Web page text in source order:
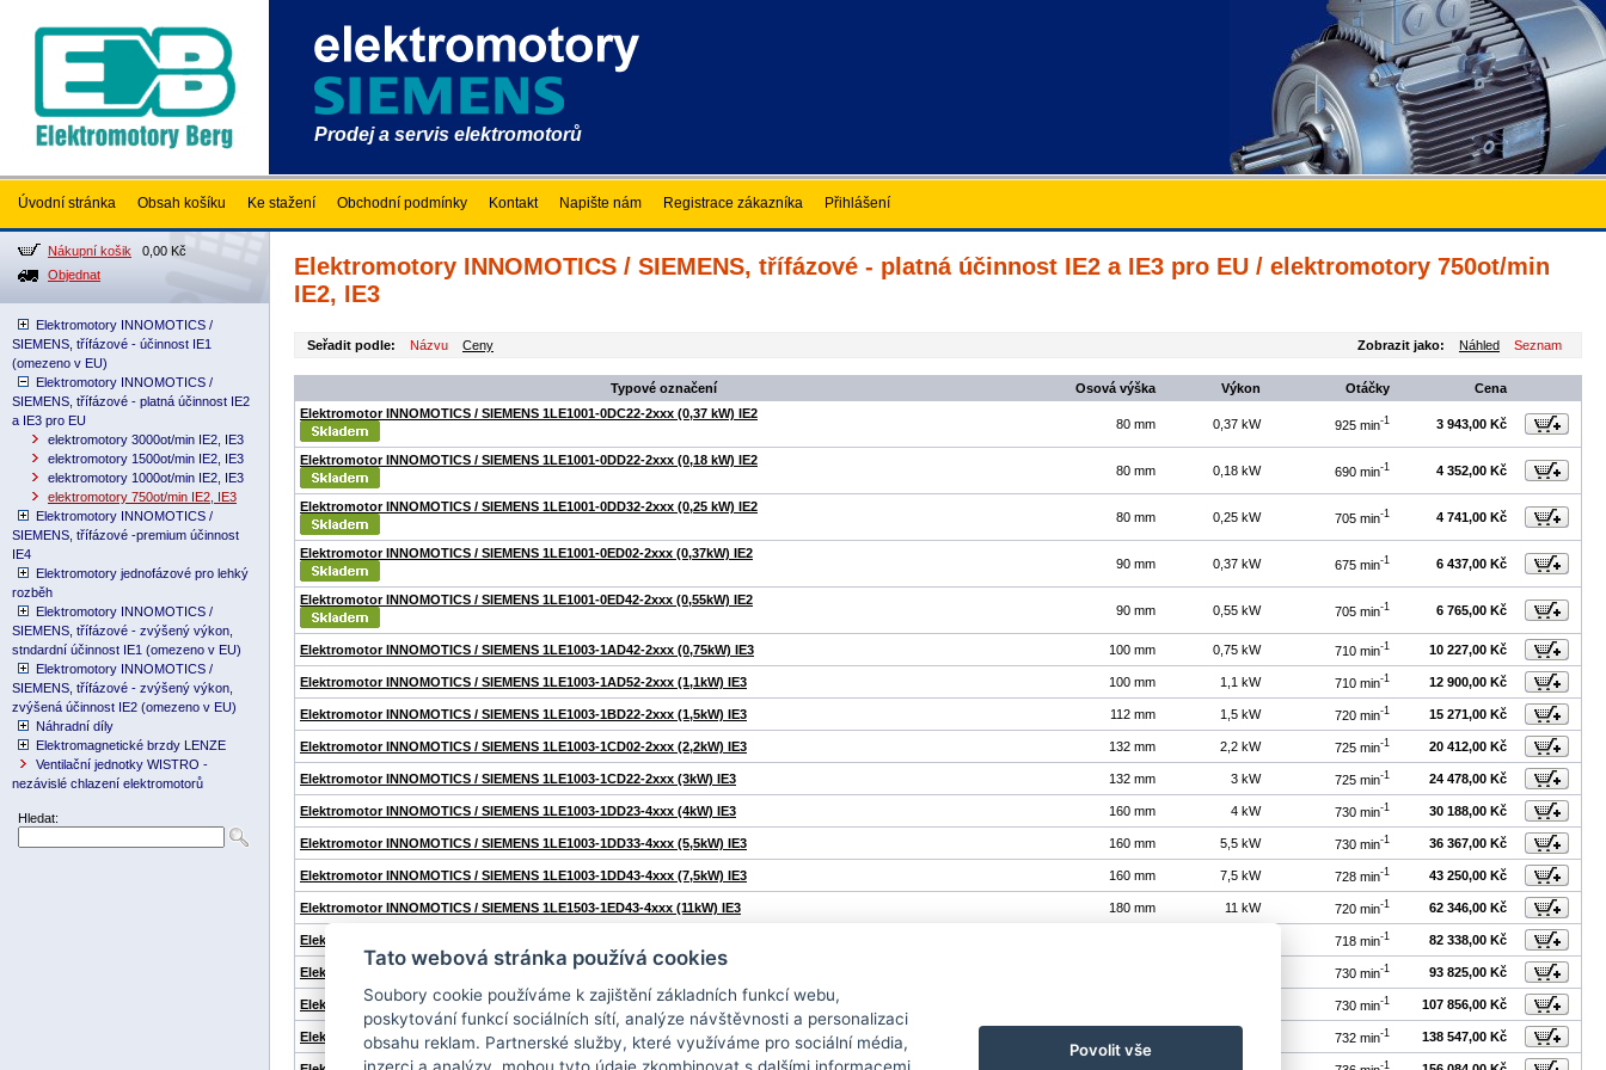
Prodej a servis elektromotorů
Úvodní stránka Obsah košíku Ke stažení Obchodní podmínky Kontakt Napište nám Registrace zákazníka Přihlášení
Nákupní košik 0,00 Kč
Objednat
Elektromotory INNOMOTICS /
SIEMENS, třífázové - účinnost IE1
(omezeno v EU)
Elektromotory INNOMOTICS /
SIEMENS, třífázové - platná účinnost IE2
a IE3 pro EU
elektromotory 3000ot/min IE2, IE3
elektromotory 1500ot/min IE2, IE3
elektromotory 1000ot/min IE2, IE3
elektromotory 750ot/min IE2, IE3
Elektromotory INNOMOTICS /
SIEMENS, třífázové -premium účinnost
IE4
Elektromotory jednofázové pro lehký
rozběh
Elektromotory INNOMOTICS /
SIEMENS, třífázové - zvýšený výkon,
stndardní účinnost IE1 (omezeno v EU)
Elektromotory INNOMOTICS /
SIEMENS, třífázové - zvýšený výkon,
zvýšená účinnost IE2 (omezeno v EU)
Náhradní díly
Elektromagnetické brzdy LENZE
Ventilační jednotky WISTRO -
nezávislé chlazení elektromotorů
Hledat:
Elektromotory INNOMOTICS / SIEMENS, třífázové - platná účinnost IE2 a IE3 pro EU / elektromotory 750ot/min
IE2, IE3
Seřadit podle: Názvu Ceny Zobrazit jako: Náhled Seznam
Typové označení Osová výška Výkon Otáčky
Cena
Elektromotor INNOMOTICS / SIEMENS 1LE1001-0DC22-2xxx (0,37 kW) IE2
80 mm 0,37 kW 925 min-1 3 943,00 Kč
Elektromotor INNOMOTICS / SIEMENS 1LE1001-0DD22-2xxx (0,18 kW) IE2
80 mm 0,18 kW 690 min-1 4 352,00 Kč
Elektromotor INNOMOTICS / SIEMENS 1LE1001-0DD32-2xxx (0,25 kW) IE2
80 mm 0,25 kW 705 min-1 4 741,00 Kč
Elektromotor INNOMOTICS / SIEMENS 1LE1001-0ED02-2xxx (0,37kW) IE2
90 mm 0,37 kW 675 min-1 6 437,00 Kč
Elektromotor INNOMOTICS / SIEMENS 1LE1001-0ED42-2xxx (0,55kW) IE2
90 mm 0,55 kW 705 min-1 6 765,00 Kč
Elektromotor INNOMOTICS / SIEMENS 1LE1003-1AD42-2xxx (0,75kW) IE3 100 mm 0,75 kW 710 min-1 10 227,00 Kč
Elektromotor INNOMOTICS / SIEMENS 1LE1003-1AD52-2xxx (1,1kW) IE3 100 mm 1,1 kW 710 min-1 12 900,00 Kč
Elektromotor INNOMOTICS / SIEMENS 1LE1003-1BD22-2xxx (1,5kW) IE3 112 mm 1,5 kW 720 min-1 15 271,00 Kč
Elektromotor INNOMOTICS / SIEMENS 1LE1003-1CD02-2xxx (2,2kW) IE3 132 mm 2,2 kW 725 min-1 20 412,00 Kč
Elektromotor INNOMOTICS / SIEMENS 1LE1003-1CD22-2xxx (3kW) IE3 132 mm 3 kW 725 min-1 24 478,00 Kč
Elektromotor INNOMOTICS / SIEMENS 1LE1003-1DD23-4xxx (4kW) IE3 160 mm 4 kW 730 min-1 30 188,00 Kč
Elektromotor INNOMOTICS / SIEMENS 1LE1003-1DD33-4xxx (5,5kW) IE3 160 mm 5,5 kW 730 min-1 36 367,00 Kč
Elektromotor INNOMOTICS / SIEMENS 1LE1003-1DD43-4xxx (7,5kW) IE3 160 mm 7,5 kW 728 min-1 43 250,00 Kč
Elektromotor INNOMOTICS / SIEMENS 1LE1503-1ED43-4xxx (11kW) IE3 180 mm 11 kW 720 min-1 62 346,00 Kč
Elektromotor INNOMOTICS / SIEMENS 1LE1503-2AD53-4xxx (15kW) IE3 718 min-1 82 338,00 Kč
Elektromotor INNOMOTICS / SIEMENS 1LE1503-2BD03-4xxx (18,5kW) IE3 730 min-1 93 825,00 Kč
Elektromotor INNOMOTICS / SIEMENS 1LE1503-2BD23-4xxx (22kW) IE3 730 min-1 107 856,00 Kč
Elektromotor INNOMOTICS / SIEMENS 1LE1503-2CD23-4xxx (30kW) IE3 732 min-1 138 547,00 Kč
-1
Tato webová stránka používá cookies
Soubory cookie používáme k zajištění základních funkcí webu,
poskytování funkcí sociálních sítí, analýze návštěvnosti a personalizaci
obsahu reklam. Partnerské služby, které využíváme pro sociální média,
Povolit vše